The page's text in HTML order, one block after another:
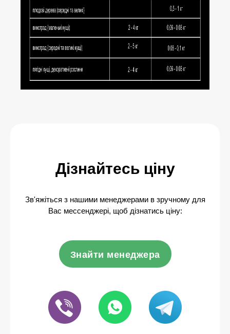
Дізнайтесь ціну
Зв'яжіться з нашими менеджерами в зручному для
Вас мессенджері, щоб дізнатись ціну:
Знайти менеджера